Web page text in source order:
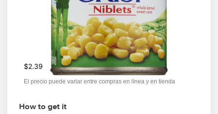
$2.39
El precio puede variar entre compras en línea y en tienda
How to get it